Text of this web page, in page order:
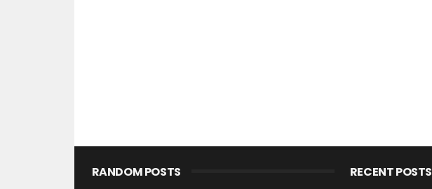
RANDOM POSTS RECENT POSTS